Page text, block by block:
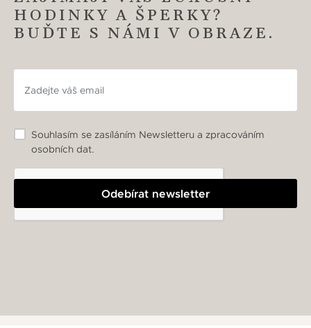
HODINKY A ŠPERKY?
BUĎTE S NÁMI V OBRAZE.
Odebírat newsletter
Souhlasím se zasíláním Newsletteru a zpracováním
osobních dat.